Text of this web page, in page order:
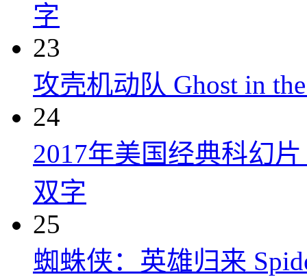
字
23
攻壳机动队 Ghost in
24
2017年美国经典科幻
双字
25
蜘蛛侠：英雄归来